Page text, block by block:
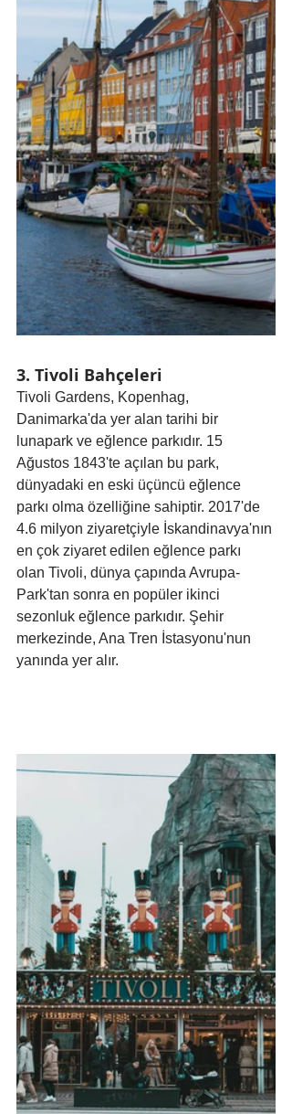
3. Tivoli Bahçeleri
Tivoli Gardens, Kopenhag,
Danimarka'da yer alan tarihi bir
lunapark ve eğlence parkıdır. 15
Ağustos 1843'te açılan bu park,
dünyadaki en eski üçüncü eğlence
parkı olma özelliğine sahiptir. 2017'de
4.6 milyon ziyaretçiyle İskandinavya'nın
en çok ziyaret edilen eğlence parkı
olan Tivoli, dünya çapında Avrupa-
Park'tan sonra en popüler ikinci
sezonluk eğlence parkıdır. Şehir
merkezinde, Ana Tren İstasyonu'nun
yanında yer alır.